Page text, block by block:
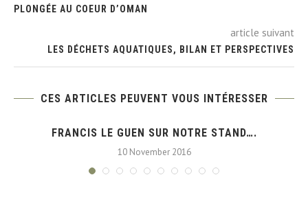
PLONGÉE AU COEUR D’OMAN
article suivant
LES DÉCHETS AQUATIQUES, BILAN ET PERSPECTIVES
CES ARTICLES PEUVENT VOUS INTÉRESSER
FRANCIS LE GUEN SUR NOTRE STAND….
10 November 2016